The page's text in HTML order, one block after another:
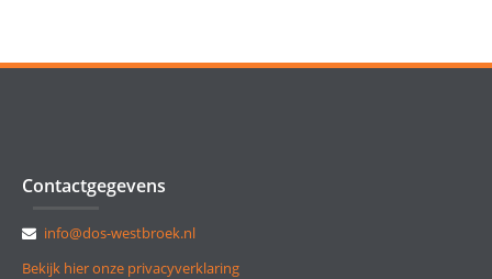
Contactgegevens
info@dos-westbroek.nl
Bekijk hier onze privacyverklaring